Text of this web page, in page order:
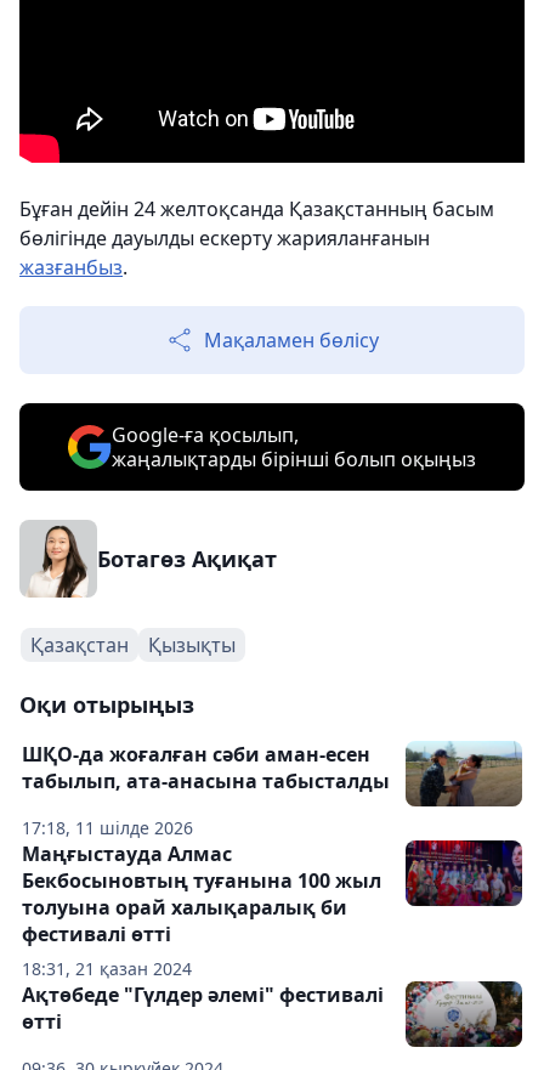
Бұған дейін 24 желтоқсанда Қазақстанның басым
бөлігінде дауылды ескерту жарияланғанын
жазғанбыз.
Мақаламен бөлісу
Google-ға қосылып,
жаңалықтарды бірінші болып оқыңыз
Ботагөз Ақиқат
Қазақстан Қызықты
Оқи отырыңыз
17:18, 11 шілде 2026
ШҚО-да жоғалған сәби аман-есен
табылып, ата-анасына табысталды
18:31, 21 қазан 2024
Маңғыстауда Алмас
Бекбосыновтың туғанына 100 жыл
толуына орай халықаралық би
фестивалі өтті
Ақтөбеде "Гүлдер әлемі" фестивалі
өтті